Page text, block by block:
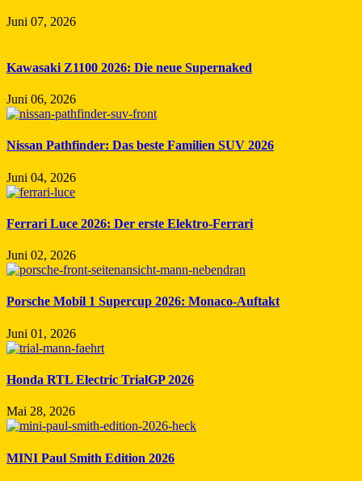
Juni 07, 2026
Kawasaki Z1100 2026: Die neue Supernaked
Juni 06, 2026
Nissan Pathfinder: Das beste Familien SUV 2026
Juni 04, 2026
Ferrari Luce 2026: Der erste Elektro-Ferrari
Juni 02, 2026
Porsche Mobil 1 Supercup 2026: Monaco-Auftakt
Juni 01, 2026
Honda RTL Electric TrialGP 2026
Mai 28, 2026
MINI Paul Smith Edition 2026